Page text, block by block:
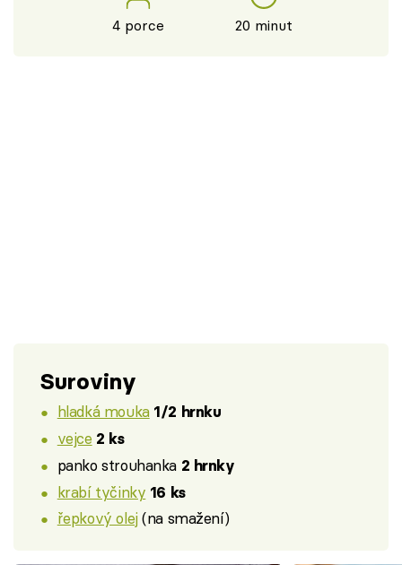
4 porce 20 minut
Suroviny
hladká mouka 1/2 hrnku
vejce 2 ks
panko strouhanka 2 hrnky
krabí tyčinky 16 ks
řepkový olej(na smažení)